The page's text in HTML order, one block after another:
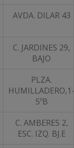
AVDA. DILAR 43
C. JARDINES 29,
BAJO
PLZA.
HUMILLADERO,1-
5ºB
C. AMBERES 2,
ESC. IZQ. BJ.E